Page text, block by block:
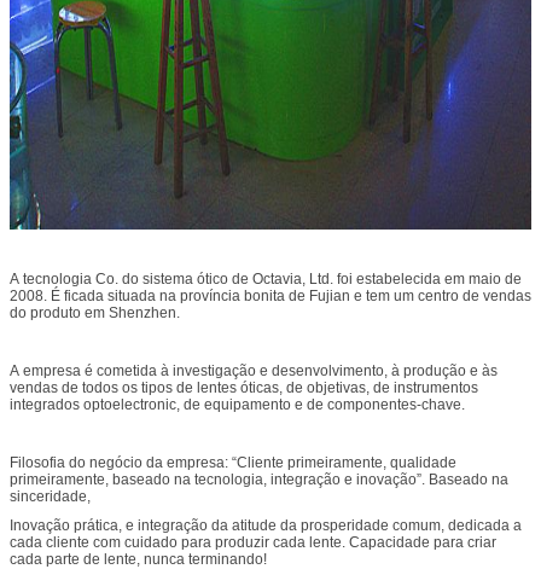
A tecnologia Co. do sistema ótico de Octavia, Ltd. foi estabelecida em maio de
2008. É ficada situada na província bonita de Fujian e tem um centro de vendas
do produto em Shenzhen.
A empresa é cometida à investigação e desenvolvimento, à produção e às
vendas de todos os tipos de lentes óticas, de objetivas, de instrumentos
integrados optoelectronic, de equipamento e de componentes-chave.
Filosofia do negócio da empresa: “Cliente primeiramente, qualidade
primeiramente, baseado na tecnologia, integração e inovação”. Baseado na
sinceridade,
Inovação prática, e integração da atitude da prosperidade comum, dedicada a
cada cliente com cuidado para produzir cada lente. Capacidade para criar
cada parte de lente, nunca terminando!